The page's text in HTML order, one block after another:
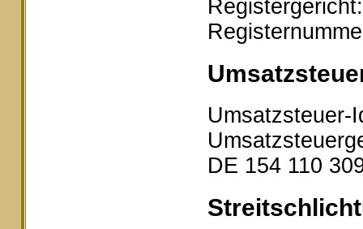
Umsatzsteuer-
DE 154 110